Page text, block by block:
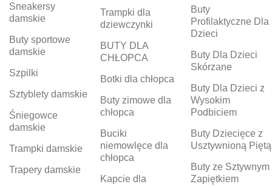
Sneakersy
damskie
Buty sportowe
damskie
Szpilki
Sztyblety damskie
Śniegowce
damskie
Trampki damskie
Trapery damskie
Trampki dla
dziewczynki
BUTY DLA
CHŁOPCA
Botki dla chłopca
Buty zimowe dla
chłopca
Buciki
niemowlęce dla
chłopca
Kapcie dla
Buty
Profilaktyczne Dla
Dzieci
Buty Dla Dzieci
Skórzane
Buty Dla Dzieci z
Wysokim
Podbiciem
Buty Dziecięce z
Usztywnioną Piętą
Buty ze Sztywnym
Zapiętkiem